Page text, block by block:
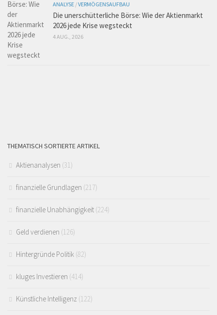
ANALYSE /VERMÖGENSAUFBAU
Die unerschütterliche Börse: Wie der Aktienmarkt
2026 jede Krise wegsteckt
4 AUG., 2026
THEMATISCH SORTIERTE ARTIKEL
Aktienanalysen (31)
finanzielle Grundlagen (217)
finanzielle Unabhängigkeit (224)
Geld verdienen (126)
Hintergründe Politik (82)
kluges Investieren (414)
Künstliche Intelligenz (122)